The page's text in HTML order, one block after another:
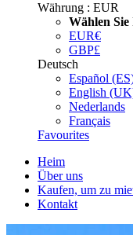
Währung : EUR
Wählen
EUR€
GBP£
Deutsch
Español
English
Nederlands
Français
Favourites
Heim
Über uns
Kaufen, um zu
Kontakt